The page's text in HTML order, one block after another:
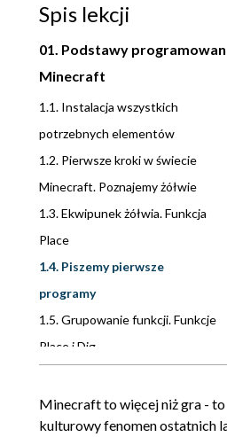
Spis lekcji
01. Podstawy
Minecraft
1.1. Instalacja wszystkich
potrzebnych elementów
1.2. Pierwsze kroki w świecie
Minecraft. Poznajemy żółwie
1.3. Ekwipunek żółwia. Funkcja
Place
1.4. Piszemy pierwsze
programy
1.5. Grupowanie funkcji. Funkcje
Place i Dig
1.7. Funkcja Select Slot
1.8. Zmienne liczbowe
Minecraft to więcej niż gra -
kulturowy fenomen ostatnich